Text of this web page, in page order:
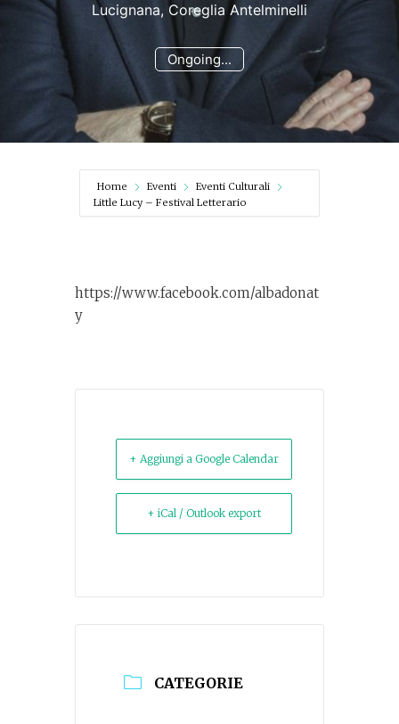
Ongoing...
Lucignana, Coreglia Antelminelli
Home Eventi
Eventi Culturali
Little Lucy – Festival Letterario
https://www.facebook.com/albadonat
y
+ Aggiungi a Google Calendar
+ iCal / Outlook export
CATEGORIE